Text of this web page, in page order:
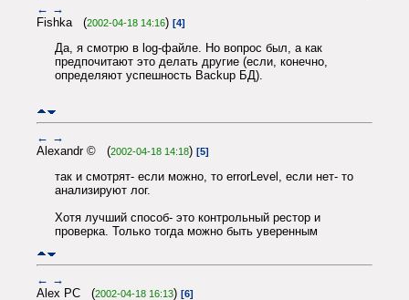
← →
Fishka (2002-04-18 14:16) [4]
Да, я смотрю в log-файле. Но вопрос был, а как
предпочитают это делать другие (если, конечно,
определяют успешность Backup БД).
← →
Alexandr © (2002-04-18 14:18) [5]
так и смотрят- если можно, то errorLevel, если нет- то
анализируют лог.
Хотя лучший способ- это контрольный рестор и
проверка. Только тогда можно быть уверенным
← →
Alex PC (2002-04-18 16:13) [6]